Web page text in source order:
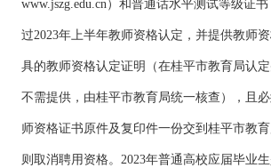
www.jszg.edu.cn）和普通话水平测试等级证
过2023年上半年教师资格认定，并提供教师
具的教师资格认定证明（在桂平市教育局认
不需提供，由桂平市教育局统一核查），且
师资格证书原件及复印件一份交到桂平市教
则取消聘用资格。2023年普通高校应届毕业